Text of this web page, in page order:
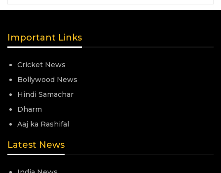
Important Links
Cricket News
Bollywood News
Hindi Samachar
Dharm
Aaj ka Rashifal
Latest News